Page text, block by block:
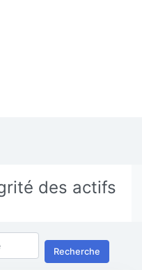
des actifs
Recherche